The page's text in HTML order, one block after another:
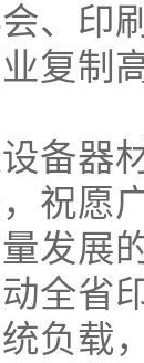
、印
复制
备器
祝愿
发展
全省
负载